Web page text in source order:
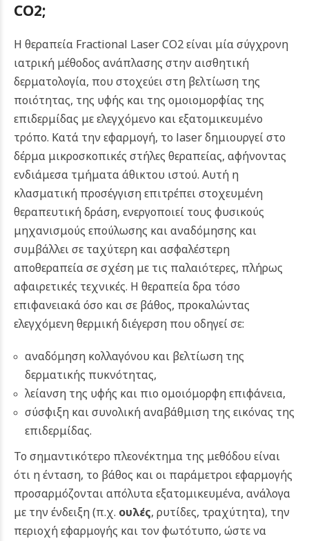
CO2;
Η θεραπεία Fractional Laser CO2 είναι μία σύγχρονη
ιατρική μέθοδος ανάπλασης στην αισθητική
δερματολογία, που στοχεύει στη βελτίωση της
ποιότητας, της υφής και της ομοιομορφίας της
επιδερμίδας με ελεγχόμενο και εξατομικευμένο
τρόπο. Κατά την εφαρμογή, το laser δημιουργεί στο
δέρμα μικροσκοπικές στήλες θεραπείας, αφήνοντας
ενδιάμεσα τμήματα άθικτου ιστού. Αυτή η
κλασματική προσέγγιση επιτρέπει στοχευμένη
θεραπευτική δράση, ενεργοποιεί τους φυσικούς
μηχανισμούς επούλωσης και αναδόμησης και
συμβάλλει σε ταχύτερη και ασφαλέστερη
αποθεραπεία σε σχέση με τις παλαιότερες, πλήρως
αφαιρετικές τεχνικές. Η θεραπεία δρα τόσο
επιφανειακά όσο και σε βάθος, προκαλώντας
ελεγχόμενη θερμική διέγερση που οδηγεί σε:
αναδόμηση κολλαγόνου και βελτίωση της
δερματικής πυκνότητας,
λείανση της υφής και πιο ομοιόμορφη επιφάνεια,
σύσφιξη και συνολική αναβάθμιση της εικόνας της
επιδερμίδας.
Το σημαντικότερο πλεονέκτημα της μεθόδου είναι
ότι η ένταση, το βάθος και οι παράμετροι εφαρμογής
προσαρμόζονται απόλυτα εξατομικευμένα, ανάλογα
με την ένδειξη (π.χ. ουλές, ρυτίδες, τραχύτητα), την
περιοχή εφαρμογής και τον φωτότυπο, ώστε να